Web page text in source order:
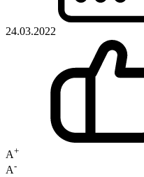
24.03.2022
A+
A-